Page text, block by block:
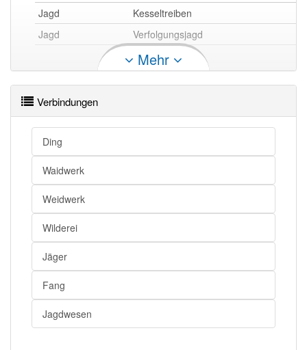
Jagd
Kesseltreiben
Jagd
Verfolgungsjagd
Jagd
Jägerei
Jagd
Jagd openthesaurus
Mehr
Verbindungen
Ding
Waidwerk
Weidwerk
Wilderei
Jäger
Fang
Jagdwesen